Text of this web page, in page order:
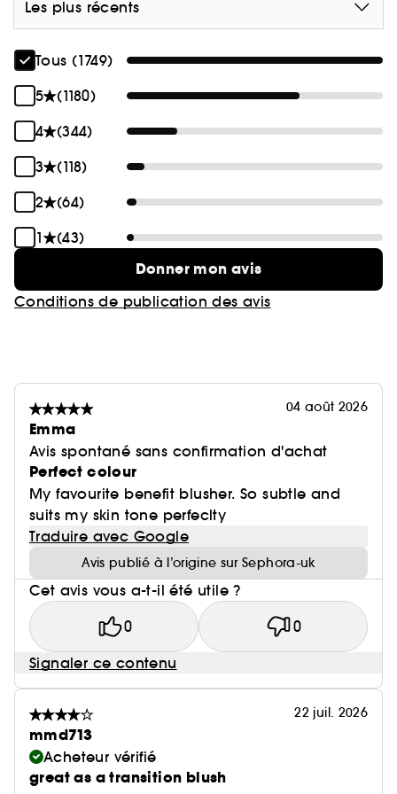
Les plus récents
Tous (1749)
5
(1180)
4
(344)
3
(118)
2
(64)
1
(43)
Donner mon avis
Conditions de publication des avis
04 août 2026
Emma
Avis spontané sans confirmation d'achat
Perfect colour
My favourite benefit blusher. So subtle and
suits my skin tone perfeclty
Traduire avec Google
Avis publié à l’origine sur Sephora-uk
Cet avis vous a-t-il été utile ?
0 0
Signaler ce contenu
22 juil. 2026
mmd713
Acheteur vérifié
great as a transition blush